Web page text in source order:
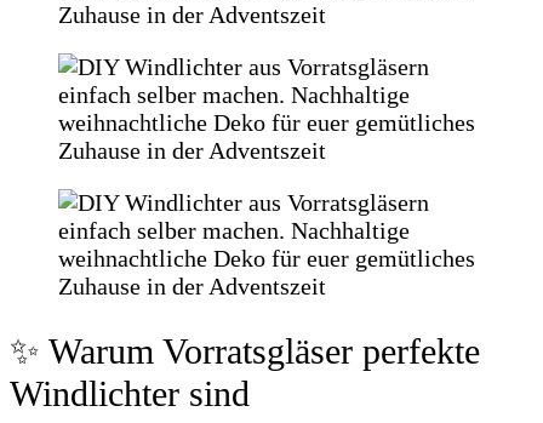
✨ Warum Vorratsgläser perfekte
Windlichter sind